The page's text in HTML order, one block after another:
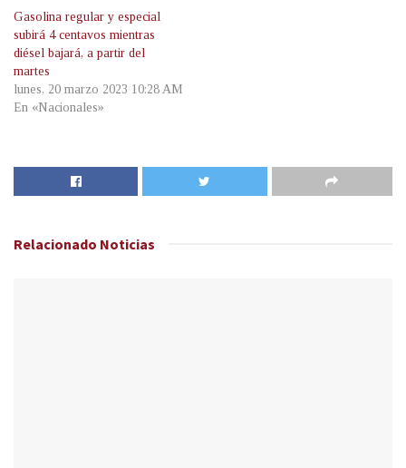
Gasolina regular y especial
subirá 4 centavos mientras
diésel bajará, a partir del
martes
lunes, 20 marzo 2023 10:28 AM
En «Nacionales»
Relacionado Noticias